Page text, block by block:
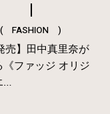
( FASHION )
売】田中真里奈が
ファッジ オリジ
...